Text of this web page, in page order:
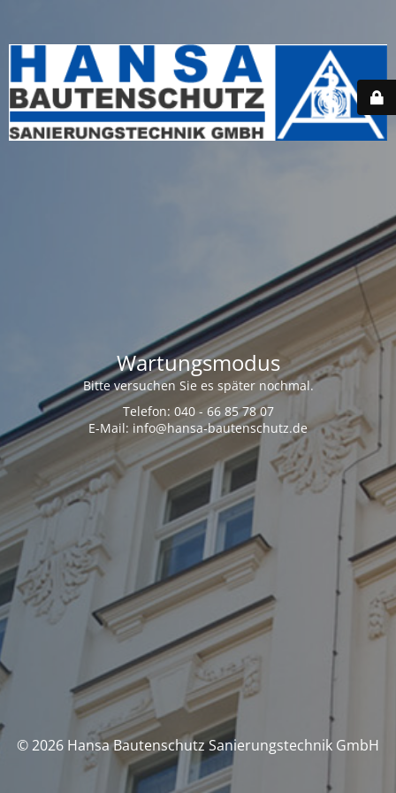
Wartungsmodus
Bitte versuchen Sie es später nochmal.
Telefon: 040 - 66 85 78 07
E-Mail: info@hansa-bautenschutz.de
© 2026 Hansa Bautenschutz Sanierungstechnik GmbH